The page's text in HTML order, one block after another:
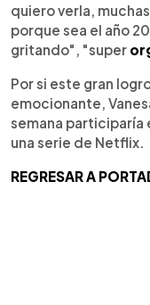
quiero verla,
porque sea el año
gritando", "super
Por si este gran
emocionante,
semana participaría
una serie de Netflix.
REGRESAR A